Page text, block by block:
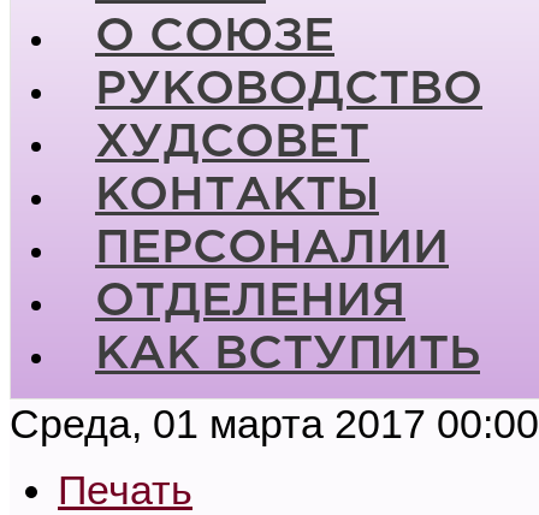
О СОЮЗЕ
РУКОВОДСТВО
ХУДСОВЕТ
КОНТАКТЫ
ПЕРСОНАЛИИ
ОТДЕЛЕНИЯ
КАК ВСТУПИТЬ
Среда, 01 марта 2017 00:00
Печать